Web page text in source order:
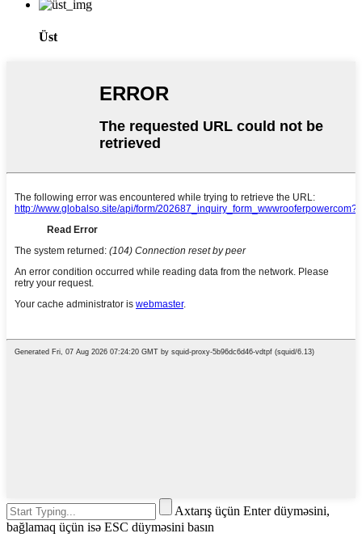
Üst
Axtarış üçün Enter düyməsini,
bağlamaq üçün isə ESC düyməsini basın